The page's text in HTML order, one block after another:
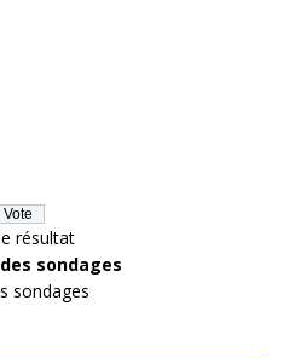
résultat
sondages
sondages